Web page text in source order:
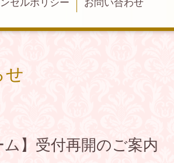
セルポリシー お問い合わせ
せ
】受付再開のご案内